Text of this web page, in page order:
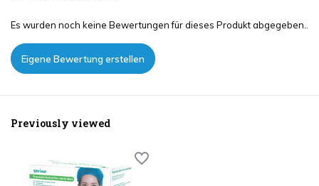
Es wurden noch keine Bewertungen für dieses Produkt abgegeben..
Eigene Bewertung erstellen
Previously viewed